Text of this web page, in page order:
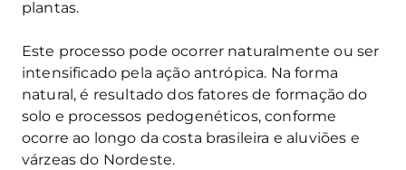
plantas.
Este processo pode ocorrer naturalmente ou ser
intensificado pela ação antrópica. Na forma
natural, é resultado dos fatores de formação do
solo e processos pedogenéticos, conforme
ocorre ao longo da costa brasileira e aluviões e
várzeas do Nordeste.